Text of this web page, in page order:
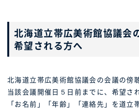
北海道立帯広美術館協議会
希望される方へ
北海道立帯広美術館協議会の会議の傍
当該会議開催日５日前までに、希望さ
「お名前」「年齢」「連絡先」を道立